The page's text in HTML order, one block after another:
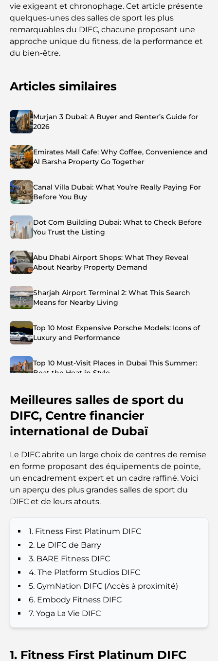
vie exigeant et chronophage. Cet article présente
quelques-unes des salles de sport les plus
remarquables du DIFC, chacune proposant une
approche unique du fitness, de la performance et
du bien-être.
Articles similaires
Murjan 3 Dubai: A Buyer and Renter’s Guide for
2026
Emirates Mall Cafe: Why Coffee, Convenience and
Al Barsha Property Go Together
Canal Villa Dubai: What You’re Really Paying For
Before You Buy
Dot Com Building Dubai: What to Check Before
You Trust the Listing
Abu Dhabi Airport Shops: What They Reveal
About Nearby Property Demand
Sharjah Airport Terminal 2: What This Search
Means for Nearby Living
Top 10 Most Expensive Porsche Models: Icons of
Luxury and Performance
Top 10 Must-Visit Places in Dubai This Summer:
Beat the Heat in Style
Top 7 Busiest Airports in the World: Hub of Global
Abu Dhabi vs Dubai: A Practical Comparison for
Best Schools in Downtown Dubai: A Guide for
Families
Que faire à Dubaï en été : le guide ultime pour
présents attentionnés et intemporels
Écoles à proximité de Palm Jumeirah : un guide
complet pour les familles
Les meilleurs hôtels de Business Bay, à Dubaï :
votre guide ultime
mélange de saveurs et de paysages
Meilleures salles de sport du
DIFC, Centre financier
international de Dubaï
Le DIFC abrite un large choix de centres de remise
en forme proposant des équipements de pointe,
un encadrement expert et un cadre raffiné. Voici
un aperçu des plus grandes salles de sport du
DIFC et de leurs atouts.
1. Fitness First Platinum DIFC
2. Le DIFC de Barry
3. BARE Fitness DIFC
4. The Platform Studios DIFC
5. GymNation DIFC (Accès à proximité)
6. Embody Fitness DIFC
7. Yoga La Vie DIFC
1. Fitness First Platinum DIFC